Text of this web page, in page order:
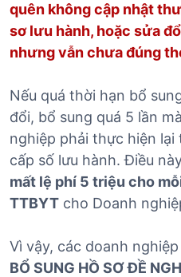
quên không cập nhật
sơ lưu hành, hoặc sửa
nhưng vẫn chưa đúng
Nếu quá thời hạn bổ
đổi, bổ sung quá 5 lần
nghiệp phải thực hiện
cấp số lưu hành. Điều
mất lệ phí 5 triệu cho
TTBYT cho Doanh
Vì vậy, các doanh
BỔ SUNG HỒ SƠ ĐỀ